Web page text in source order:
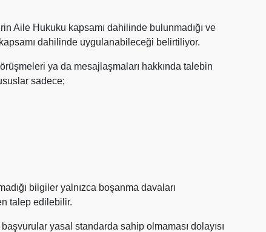
Aile Hukuku kapsamı dahilinde bulunmadığı ve
dahilinde uygulanabileceği belirtiliyor.
ya da mesajlaşmaları hakkında talebin
sadece;
bilgiler yalnızca boşanma davaları
talep edilebilir.
yasal standarda sahip olmaması dolayısı